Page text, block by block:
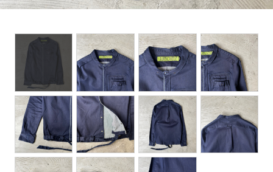
DESIGNERS ARCHIVES